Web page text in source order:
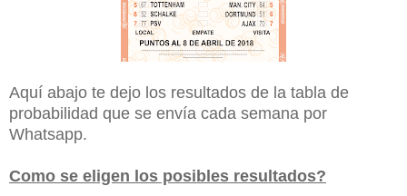
Aquí abajo te dejo los resultados de la tabla de
probabilidad que se envía cada semana por
Whatsapp.
Como se eligen los posibles resultados?